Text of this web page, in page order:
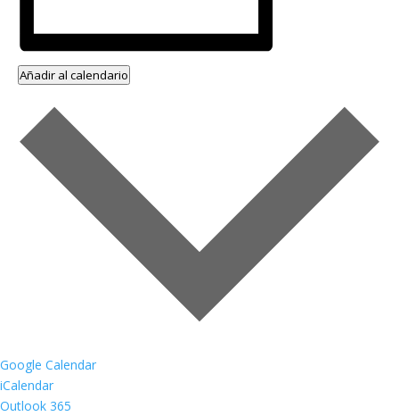
Añadir al calendario
Google Calendar
iCalendar
Outlook 365